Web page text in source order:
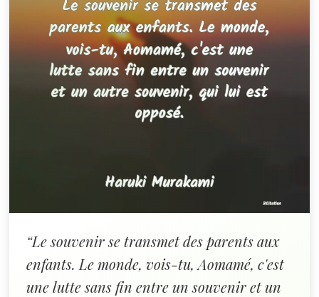
“Le souvenir se transmet des parents aux
enfants. Le monde, vois-tu, Aomamé, c'est
une lutte sans fin entre un souvenir et un